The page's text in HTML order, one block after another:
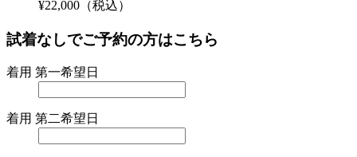
¥22,000 （税込）
試着なしでご予約の方はこちら
着用 第一希望日
着用 第二希望日